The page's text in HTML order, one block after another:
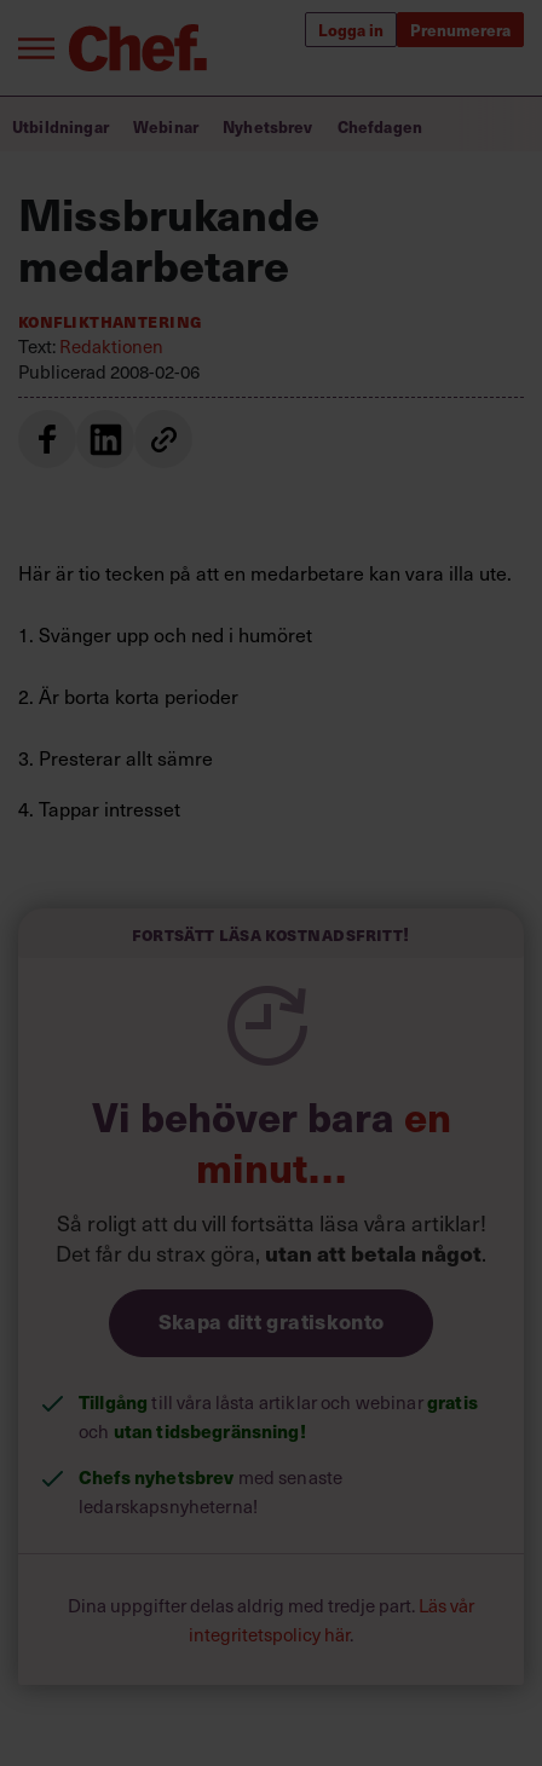
Logga in Prenumerera
Annonsera
Villkor och policy för
personuppgiftsbehandling
efter:
Bra ledare förändrar världen
Utbildning för ledare
Chefakademin+
Populära utbildningar
Utbildningar Webinar Nyhetsbrev Chefdagen
Missbrukande
medarbetare
Konflikthantering
Text:Redaktionen
Publicerad 2008-02-06
Här är tio tecken på att en medarbetare kan vara illa ute.
1. Svänger upp och ned i humöret
2. Är borta korta perioder
3. Presterar allt sämre
4. Tappar intresset
Fortsätt läsa kostnadsfritt!
Vi behöver bara en
minut…
Så roligt att du vill fortsätta läsa våra artiklar!
Det får du strax göra, utan att betala något.
Skapa ditt gratiskonto
Tillgångtill våra låsta artiklar och webinargratis
och utan tidsbegränsning!
Chefs nyhetsbrev med senaste
ledarskapsnyheterna!
Dina uppgifter delas aldrig med tredje part. Läs vår
integritetspolicy här.